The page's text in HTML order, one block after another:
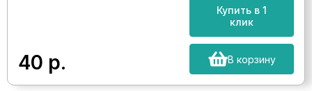
40 р.
Купить в 1
клик
В корзину